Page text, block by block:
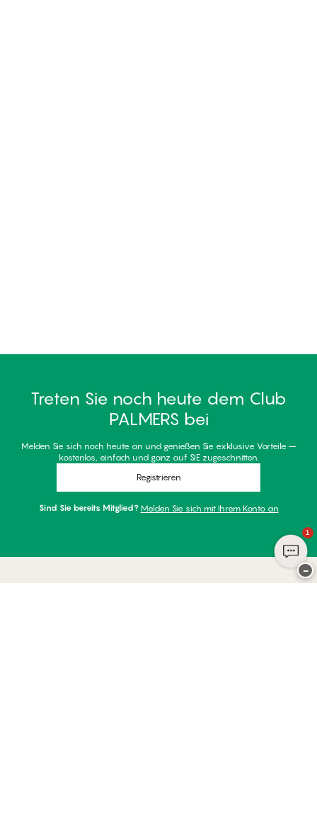
Treten Sie noch heute dem Club
PALMERS bei
Melden Sie sich noch heute an und genießen Sie exklusive Vorteile –
kostenlos, einfach und ganz auf SIE zugeschnitten.
Registrieren
Sind Sie bereits Mitglied? Melden Sie sich mit Ihrem Konto an
1
−